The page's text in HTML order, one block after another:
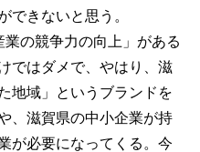
できないと思う。
の競争力の向上」がある
ではダメで、やはり、滋
地域」というブランドを
、滋賀県の中小企業が持
が必要になってくる。今